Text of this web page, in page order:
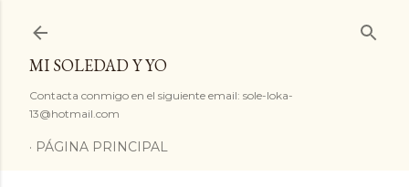
MI SOLEDAD Y YO
Contacta conmigo en el siguiente email: sole-loka-
13@hotmail.com
PÁGINA PRINCIPAL